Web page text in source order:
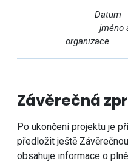
jméno a
organizace
Závěrečná
Po ukončení projektu je
předložit ještě
obsahuje informace o